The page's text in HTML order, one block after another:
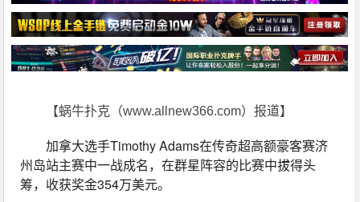
【蜗牛扑克（www.allnew366.com）报道】
加拿大选手Timothy Adams在传奇超高额豪客赛济
州岛站主赛中一战成名，在群星阵容的比赛中拔得头
筹，收获奖金354万美元。